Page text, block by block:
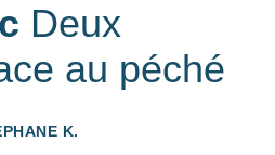
Deux
au péché
K.